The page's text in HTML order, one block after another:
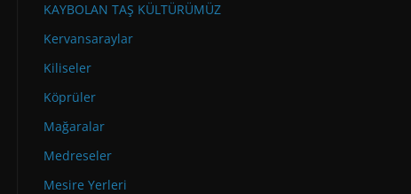
KAYBOLAN TAŞ KÜLTÜRÜMÜZ
Kervansaraylar
Kiliseler
Köprüler
Mağaralar
Medreseler
Mesire Yerleri